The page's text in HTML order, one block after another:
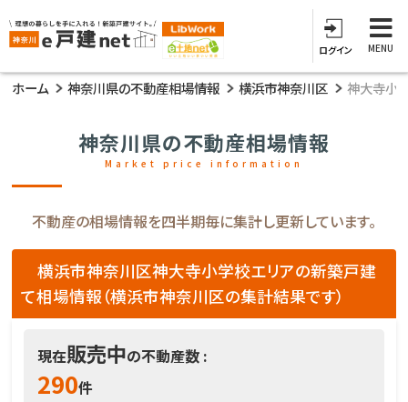
ログイン MENU
ホーム 神奈川県の不動産相場情報 横浜市神奈川区 神大寺小
神奈川県の不動産相場情報
Market price information
不動産の相場情報を四半期毎に集計し更新しています。
横浜市神奈川区神大寺小学校エリアの新築戸建
て相場情報（横浜市神奈川区の集計結果です）
現在販売中の不動産数 :
290件